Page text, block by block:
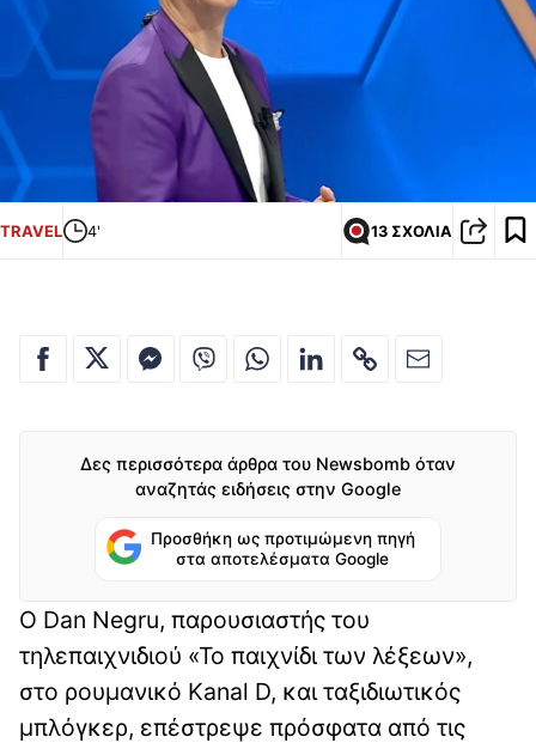
TRAVEL 4' 13 ΣΧΟΛΙΑ
Δες περισσότερα άρθρα του Newsbomb όταν
αναζητάς ειδήσεις στην Google
Προσθήκη ως προτιμώμενη πηγή
στα αποτελέσματα Google
Ο Dan Negru, παρουσιαστής του
τηλεπαιχνιδιού «Το παιχνίδι των λέξεων»,
στο ρουμανικό Kanal D, και ταξιδιωτικός
μπλόγκερ, επέστρεψε πρόσφατα από τις